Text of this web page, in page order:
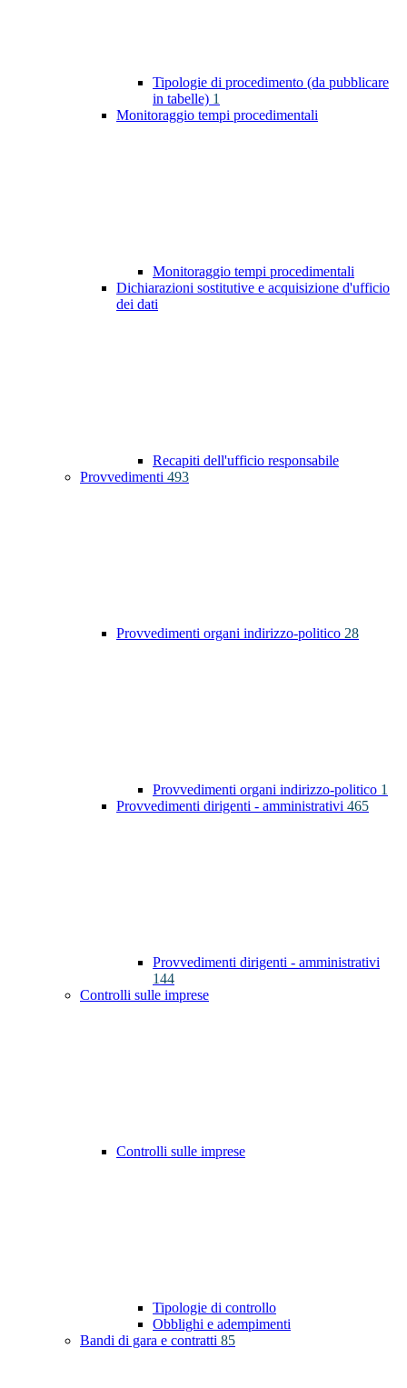
Tipologie di procedimento (da pubblicare
in tabelle) 1
Monitoraggio tempi procedimentali
Monitoraggio tempi procedimentali
Dichiarazioni sostitutive e acquisizione d'ufficio
dei dati
Recapiti dell'ufficio responsabile
Provvedimenti 493
Provvedimenti organi indirizzo-politico 28
Provvedimenti organi indirizzo-politico 1
Provvedimenti dirigenti - amministrativi 465
Provvedimenti dirigenti - amministrativi
144
Controlli sulle imprese
Controlli sulle imprese
Tipologie di controllo
Obblighi e adempimenti
Bandi di gara e contratti 85